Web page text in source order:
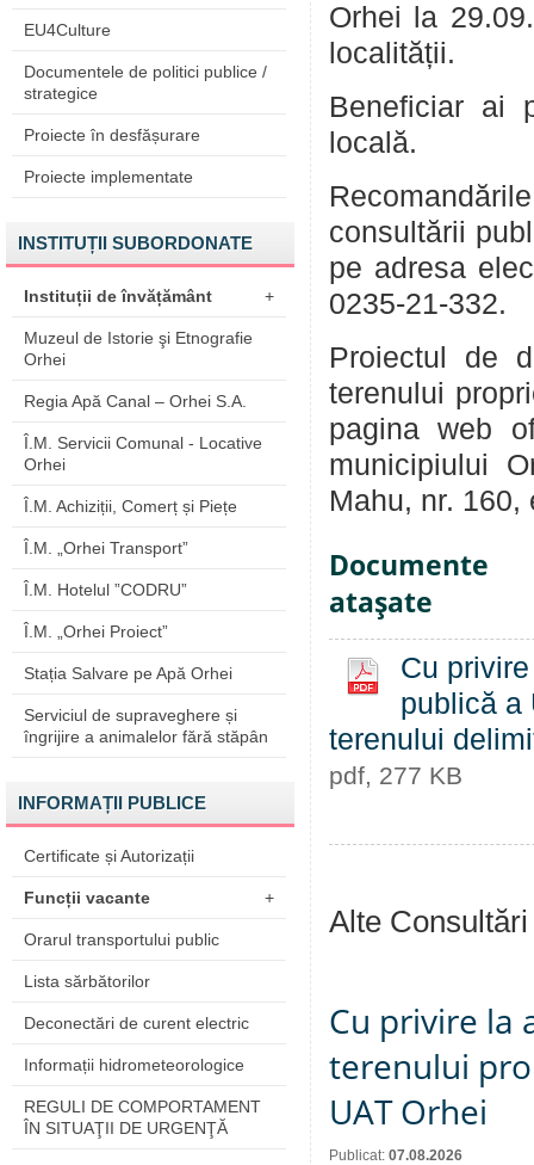
EU4Culture
Documentele de politici publice /
strategice
Proiecte în desfășurare
Proiecte implementate
INSTITUȚII SUBORDONATE
Instituții de învățământ +
Muzeul de Istorie şi Etnografie
Orhei
Regia Apă Canal – Orhei S.A.
Î.M. Servicii Comunal - Locative
Orhei
Î.M. Achiziții, Comerț și Piețe
Î.M. „Orhei Transport”
Î.M. Hotelul ”CODRU”
Î.M. „Orhei Proiect”
Stația Salvare pe Apă Orhei
Serviciul de supraveghere și
îngrijire a animalelor fără stăpân
INFORMAȚII PUBLICE
Certificate și Autorizații
Funcții vacante +
Orarul transportului public
Lista sărbătorilor
Deconectări de curent electric
Informații hidrometeorologice
REGULI DE COMPORTAMENT
ÎN SITUAŢII DE URGENŢĂ
Orhei la
localității.
Beneficiar ai
locală.
consultării
pe adresa
0235-21-332.
Proiectul de
terenului
pagina web
municipiului
Mahu, nr. 160,
Documente
ataşate
Cu
publică a
terenului
pdf, 277 KB
Alte
Cu privire la
terenului
UAT Orhei
Publicat: 07.08.2026